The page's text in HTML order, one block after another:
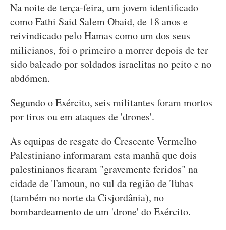
Na noite de terça-feira, um jovem identificado
como Fathi Said Salem Obaid, de 18 anos e
reivindicado pelo Hamas como um dos seus
milicianos, foi o primeiro a morrer depois de ter
sido baleado por soldados israelitas no peito e no
abdómen.
Segundo o Exército, seis militantes foram mortos
por tiros ou em ataques de 'drones'.
As equipas de resgate do Crescente Vermelho
Palestiniano informaram esta manhã que dois
palestinianos ficaram "gravemente feridos" na
cidade de Tamoun, no sul da região de Tubas
(também no norte da Cisjordânia), no
bombardeamento de um 'drone' do Exército.